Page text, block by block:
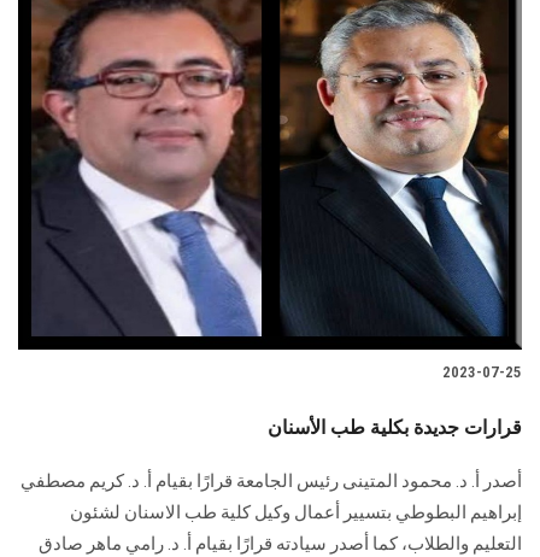
الإعلام
تواصل معنا
الطلاب
هيئة التدريس
الدراسات العليا
الزائـرون
2023-07-25
قرارات جديدة بكلية طب الأسنان
أصدر أ. د. محمود المتينى رئيس الجامعة قرارًا بقيام أ. د. كريم مصطفي
إبراهيم البطوطي بتسيير أعمال وكيل كلية طب الاسنان لشئون
التعليم والطلاب، كما أصدر سيادته قرارًا بقيام أ. د. رامي ماهر صادق